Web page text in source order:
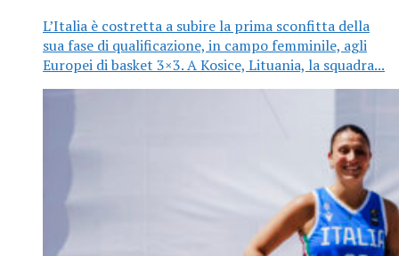
L’Italia è costretta a subire la prima sconfitta della
sua fase di qualificazione, in campo femminile, agli
Europei di basket 3×3. A Kosice, Lituania, la squadra...